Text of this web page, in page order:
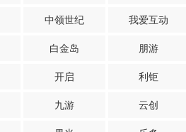
中领世纪 我爱互动
白金岛 朋游
开启 利钜
九游 云创